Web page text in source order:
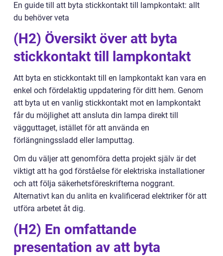
En guide till att byta stickkontakt till lampkontakt: allt
du behöver veta
(H2) Översikt över att byta
stickkontakt till lampkontakt
Att byta en stickkontakt till en lampkontakt kan vara en
enkel och fördelaktig uppdatering för ditt hem. Genom
att byta ut en vanlig stickkontakt mot en lampkontakt
får du möjlighet att ansluta din lampa direkt till
vägguttaget, istället för att använda en
förlängningssladd eller lamputtag.
Om du väljer att genomföra detta projekt själv är det
viktigt att ha god förståelse för elektriska installationer
och att följa säkerhetsföreskrifterna noggrant.
Alternativt kan du anlita en kvalificerad elektriker för att
utföra arbetet åt dig.
(H2) En omfattande
presentation av att byta